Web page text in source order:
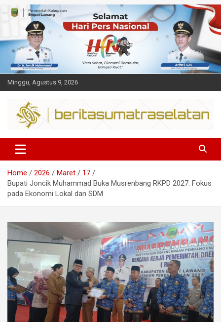
Minggu, Agustus 9, 2026
Sumsel
Home 2026 Maret
17
Bupati Joncik Muhammad Buka Musrenbang RKPD 2027: Fokus
pada Ekonomi Lokal dan SDM